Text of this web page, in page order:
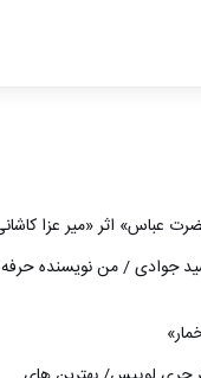
جوادی / من نویسنده حرفه